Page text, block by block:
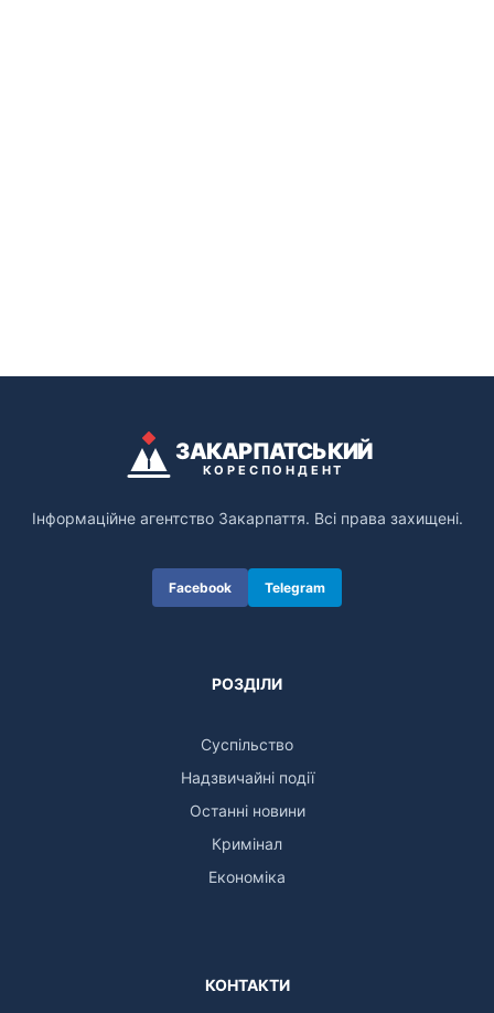
ЗАКАРПАТСЬКИЙ
КОРЕСПОНДЕНТ
Інформаційне агентство Закарпаття. Всі права захищені.
Facebook Telegram
РОЗДІЛИ
Суспільство
Надзвичайні події
Останні новини
Кримінал
Економіка
КОНТАКТИ